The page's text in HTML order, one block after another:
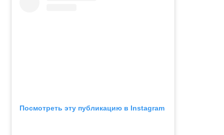
Посмотреть эту публикацию в Instagram